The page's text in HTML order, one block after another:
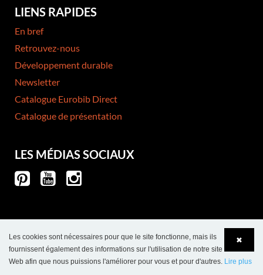
LIENS RAPIDES
En bref
Retrouvez-nous
Développement durable
Newsletter
Catalogue Eurobib Direct
Catalogue de présentation
LES MÉDIAS SOCIAUX
✖
Les cookies sont nécessaires pour que le site fonctionne, mais ils
fournissent également des informations sur l'utilisation de notre site
Web afin que nous puissions l'améliorer pour vous et pour d'autres. Lire plus